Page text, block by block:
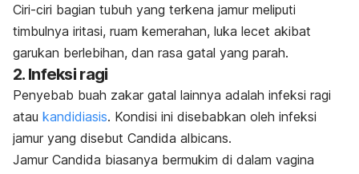
Ciri-ciri bagian tubuh yang terkena jamur meliputi
timbulnya iritasi, ruam kemerahan, luka lecet akibat
garukan berlebihan, dan rasa gatal yang parah.
2. Infeksi ragi
Penyebab buah zakar gatal lainnya adalah infeksi ragi
atau kandidiasis. Kondisi ini disebabkan oleh infeksi
jamur yang disebut Candida albicans.
Jamur Candida biasanya bermukim di dalam vagina